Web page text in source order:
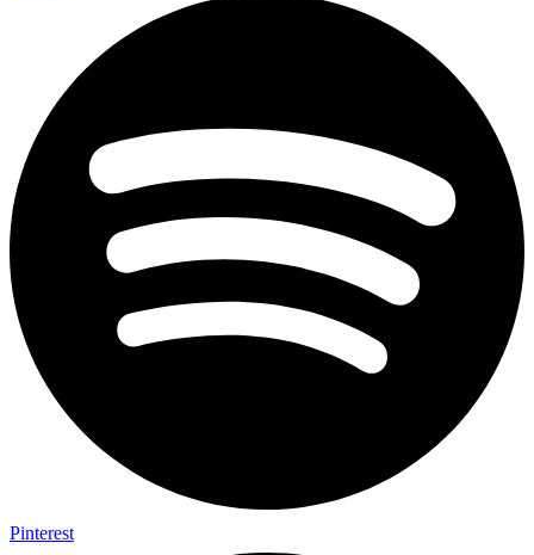
Pinterest